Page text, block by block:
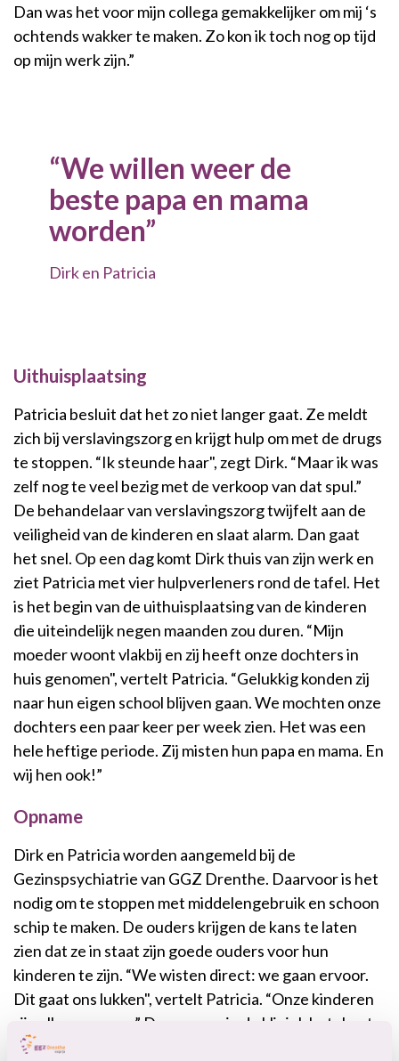
Dan was het voor mijn collega gemakkelijker om mij ‘s
ochtends wakker te maken. Zo kon ik toch nog op tijd
op mijn werk zijn.”
We willen weer de
beste papa en mama
worden
Dirk en Patricia
Uithuisplaatsing
Patricia besluit dat het zo niet langer gaat. Ze meldt
zich bij verslavingszorg en krijgt hulp om met de drugs
te stoppen. “Ik steunde haar", zegt Dirk. “Maar ik was
zelf nog te veel bezig met de verkoop van dat spul.”
De behandelaar van verslavingszorg twijfelt aan de
veiligheid van de kinderen en slaat alarm. Dan gaat
het snel. Op een dag komt Dirk thuis van zijn werk en
ziet Patricia met vier hulpverleners rond de tafel. Het
is het begin van de uithuisplaatsing van de kinderen
die uiteindelijk negen maanden zou duren. “Mijn
moeder woont vlakbij en zij heeft onze dochters in
huis genomen", vertelt Patricia. “Gelukkig konden zij
naar hun eigen school blijven gaan. We mochten onze
dochters een paar keer per week zien. Het was een
hele heftige periode. Zij misten hun papa en mama. En
wij hen ook!”
Opname
Dirk en Patricia worden aangemeld bij de
Gezinspsychiatrie van GGZ Drenthe. Daarvoor is het
nodig om te stoppen met middelengebruik en schoon
schip te maken. De ouders krijgen de kans te laten
zien dat ze in staat zijn goede ouders voor hun
kinderen te zijn. “We wisten direct: we gaan ervoor.
Dit gaat ons lukken", vertelt Patricia. “Onze kinderen
zijn alles voor ons.” De opname in de kliniek betekent
vijf dagen per week intensieve behandeling en aan de